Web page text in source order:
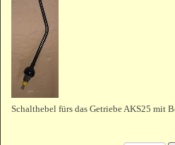
Schalthebel fürs das Getriebe AKS25 mit